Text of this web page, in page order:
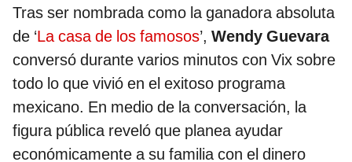
Tras ser nombrada como la ganadora absoluta
de ‘La casa de los famosos’, Wendy Guevara
conversó durante varios minutos con Vix sobre
todo lo que vivió en el exitoso programa
mexicano. En medio de la conversación, la
figura pública reveló que planea ayudar
económicamente a su familia con el dinero